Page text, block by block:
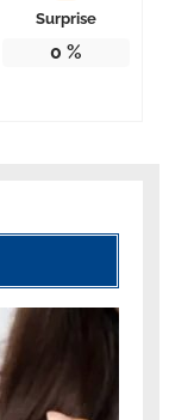
Surprise
0 %